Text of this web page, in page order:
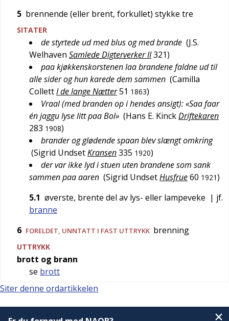
5 brennende (eller brent, forkullet) stykke tre
SITATER
de styrtede ud med blus og med brande (J.S.
Welhaven Samlede Digterverker II321)
paa kjøkkenskorstenen laa brandene faldne ud til
alle sider og hun karede dem sammen (Camilla
CollettI de lange Nætter51 1863)
Vraal (med branden op i hendes ansigt): «Saa faar
én jaggu lyse litt paa Bol» (Hans E. KinckDriftekaren
283 1908)
brander og glødende spaan blev slængt omkring
(Sigrid UndsetKransen335 1920)
der var ikke lyd i stuen uten brandene som sank
sammen paa aaren (Sigrid UndsetHusfrue60 1921)
5.1 øverste, brente del av lys- eller lampeveke | jf.
branne
6 FORELDET, UNNTATT I FAST UTTRYKK brenning
UTTRYKK
brott og brann
se brott
Siter denne ordartikkelen